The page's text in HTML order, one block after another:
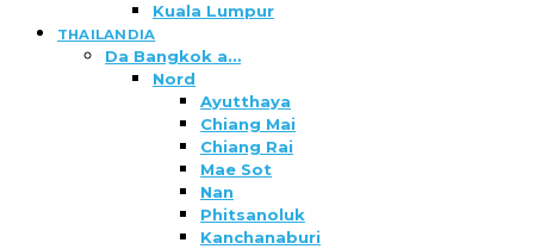
Kuala Lumpur
THAILANDIA
Da Bangkok a…
Nord
Ayutthaya
Chiang Mai
Chiang Rai
Mae Sot
Nan
Phitsanoluk
Kanchanaburi